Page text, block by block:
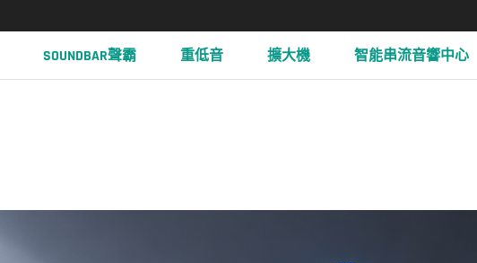
SOUNDBAR聲霸 重低音 擴大機 智能串流音響中心